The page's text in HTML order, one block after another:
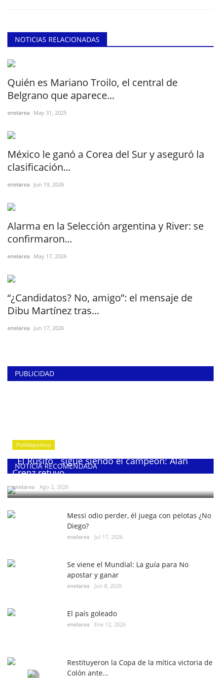
NOTICIAS RELACIONADAS
Quién es Mariano Troilo, el central de
Belgrano que aparece...
enelarea May 31, 2025
México le ganó a Corea del Sur y aseguró la
clasificación...
enelarea Jun 19, 2026
Alarma en la Selección argentina y River: se
confirmaron...
enelarea May 17, 2026
“¿Candidatos? No, amigo”: el mensaje de
Dibu Martínez tras...
enelarea Jun 17, 2026
PUBLICIDAD
NOTICIA RECOMENDADA
Polideportivo
¨El Rusito¨ sigue siendo el campeón: Alan
Crenz retuvo...
enelarea Ago 2, 2026
Messi odio perder, él juega con pelotas ¿No
Diego?
enelarea Jul 17, 2026
Se viene el Mundial: La guía para No
apostar y ganar
enelarea Jun 8, 2026
El país goleado
enelarea Ene 12, 2026
Restituyeron la Copa de la mítica victoria de
Colón ante...